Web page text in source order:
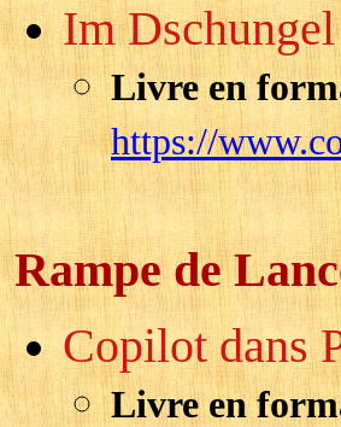
Im
Livre en
https://
Rampe de
Copilot dans
Livre en